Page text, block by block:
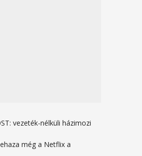
vezeték-nélküli házimozi
még a Netflix a